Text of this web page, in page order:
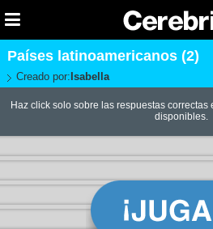
Países latinoamericanos (2)
Creado por: Isabella
Haz click solo sobre las respuestas
disponibles.